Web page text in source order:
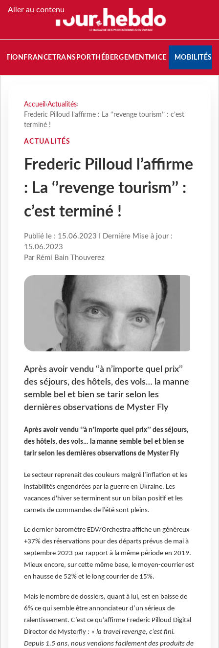
Aller au contenu
FRANCETRANSPORT HÉBERGEMENTMICE MOBILITÉS
Accueil ›Actualités›
Frederic Pilloud l’affirme : La ‘’revenge tourism’’ : c’est
terminé !
ACTUALITÉS
Frederic Pilloud l’affirme
: La ‘’revenge tourism’’ :
c’est terminé !
Publié le : 15.06.2023 I Dernière Mise à jour :
15.06.2023
Par Rémi Bain Thouverez
Après avoir vendu ‘’à n’importe quel prix’’
des séjours, des hôtels, des vols… la manne
semble bel et bien se tarir selon les
dernières observations de Myster Fly
Après avoir vendu ‘’à n’importe quel prix’’ des séjours,
des hôtels, des vols… la manne semble bel et bien se
tarir selon les dernières observations de Myster Fly
Le secteur reprenait des couleurs malgré l’inflation et les
instabilités engendrées par la guerre en Ukraine. Les
vacances d'hiver se terminent sur un bilan positif et les
carnets de commandes de l’été sont pleins.
Le dernier baromètre EDV/Orchestra affiche un généreux
+37% des réservations pour des départs prévus de mai à
septembre 2023 par rapport à la même période en 2019.
Mieux encore, sur cette même base, le moyen-courrier est
en hausse de 52% et le long courrier de 15%.
Mais le nombre de dossiers, quant à lui, est en baisse de
6% ce qui semble être annonciateur d’un sérieux de
ralentissement. C’est ce qu’affirme Frederic Pilloud Digital
Director de Mysterfly : « la travel revenge, c’est fini.
Depuis 1.5 ans, nous vendions facilement des produits de